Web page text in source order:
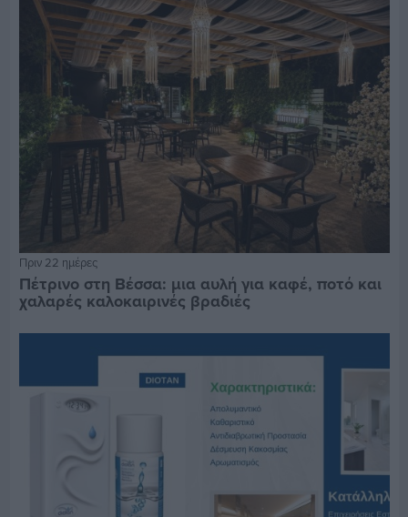
Πριν 22 ημέρες
Πέτρινο στη Βέσσα: μια αυλή για καφέ, ποτό και
χαλαρές καλοκαιρινές βραδιές